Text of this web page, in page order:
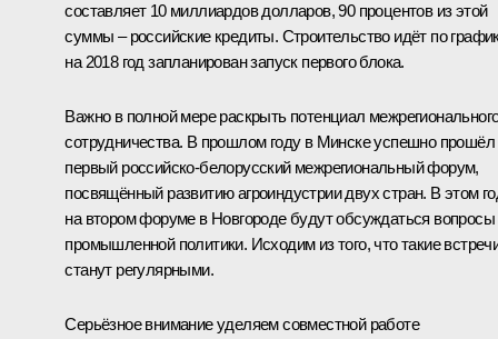
составляет 10 миллиардов долларов, 90 процентов из этой
суммы – российские кредиты. Строительство идёт по
на 2018 год запланирован запуск первого блока.
Важно в полной мере раскрыть потенциал
сотрудничества. В прошлом году в Минске успешно прошёл
первый российско-белорусский межрегиональный форум,
посвящённый развитию агроиндустрии двух стран. В этом
на втором форуме в Новгороде будут обсуждаться вопросы
промышленной политики. Исходим из того, что такие
станут регулярными.
Серьёзное внимание уделяем совместной работе